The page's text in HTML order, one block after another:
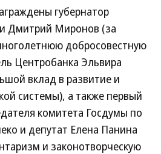
губернатор
Дмитрий Миронов (за
добросовестную
Центробанка Эльвира
вклад в развитие и
системы), а также первый
комитета Госдумы по
и депутат Елена Панина
и законотворческую